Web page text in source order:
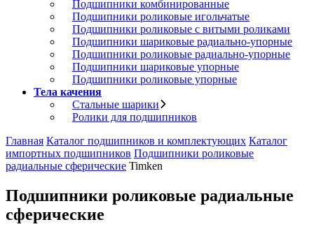
Подшипники комбинированные
Подшипники роликовые игольчатые
Подшипники роликовые с витыми роликами
Подшипники шариковые радиально-упорные
Подшипники роликовые радиально-упорные
Подшипники шариковые упорные
Подшипники роликовые упорные
Тела качения
Стальные шарики
Ролики для подшипников
Главная Каталог подшипников и комплектующих Каталог
импортных подшипников Подшипники роликовые
радиальные сферические Timken
Подшипники роликовые радиальные
сферические